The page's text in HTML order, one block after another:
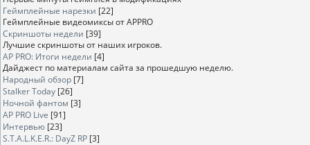
Геймплейные нарезки [22]
Геймплейные видеомиксы от APPRO
Скриншоты недели [39]
Лучшие скриншоты от наших игроков.
AP PRO: Итоги недели [4]
Дайджест по материалам сайта за прошедшую неделю.
Народный обзор [7]
Stalker Today [26]
Ночной фантом [3]
AP PRO Live [91]
Интервью [23]
S.T.A.L.K.E.R.: DayZ RP [3]